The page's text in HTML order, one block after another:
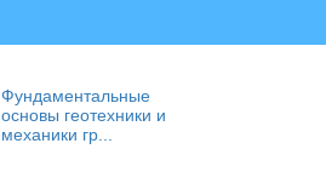
Фундаментальные
основы геотехники и
механики гр...